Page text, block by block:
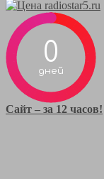
0
дней
Сайт – за 12 часов!